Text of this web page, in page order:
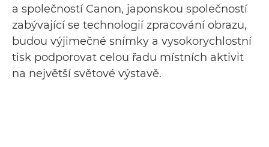
a společností Canon, japonskou společností
zabývající se technologií zpracování obrazu,
budou výjimečné snímky a vysokorychlostní
tisk podporovat celou řadu místních aktivit
na největší světové výstavě.